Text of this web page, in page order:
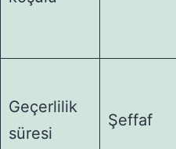
Geçerlilik
süresi
Şeffaf